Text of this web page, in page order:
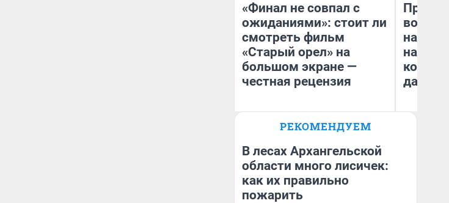
«Финал не совпал с
ожиданиями»: стоит ли
смотреть фильм
«Старый орел» на
большом экране —
честная рецензия
Надежда Губарь
нам
даже
РЕКОМЕНДУЕМ
В лесах Архангельской
области много лисичек:
как их правильно
пожарить